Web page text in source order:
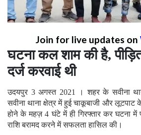
Join for live updates on
घटना कल शाम की है,
दर्ज करवाई थी
उदयपुर 3 अगस्त 2021 । शहर के सवीना
सवीना थाना क्षेत्र में हुई चाकूबाजी और लूटपाट
होने के महज़ 4 घंटे में ही गिरफ्तार कर घटना
राशि बरामद करने में सफलता हासिल की।